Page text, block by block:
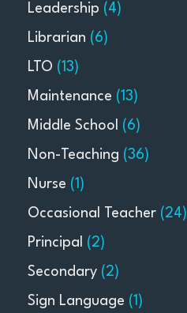
Leadership (4)
Librarian (6)
LTO (13)
Maintenance (13)
Middle School (6)
Non-Teaching (36)
Nurse (1)
Occasional Teacher (24)
Principal (2)
Secondary (2)
Sign Language (1)